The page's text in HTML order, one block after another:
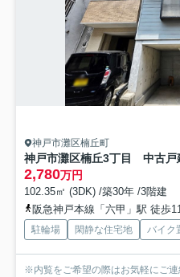
神戸市灘区楠丘町
神戸市灘区楠丘3丁目 中古戸
2,780万円
102.35㎡ (3DK) /築30年 /3階建
阪急神戸本線「六甲」駅 徒歩
駐輪場 閑静な住宅地 バイク
※内覧をご希望の際はお気軽にご連絡ください。 弊